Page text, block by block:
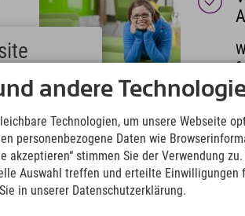
andere
Technologien, um unsere Webseite
personenbezogene Daten wie
stimmen Sie der Verwendung zu.
Auswahl treffen und erteilte Einwilligungen
in unserer Datenschutzerklärung.